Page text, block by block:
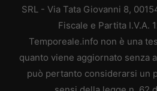
SRL - Via Tata Giovanni 8,
Fiscale e Partita I.V.A.
Temporeale.info non è una
quanto viene aggiornato senza
può pertanto considerarsi un